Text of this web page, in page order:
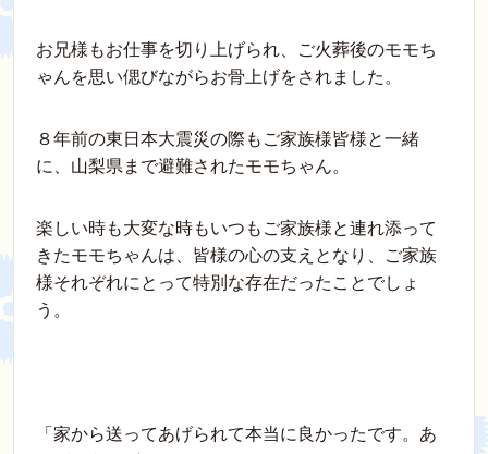
お兄様もお仕事を切り上げられ、ご火葬後のモモち
ゃんを思い偲びながらお骨上げをされました。
８年前の東日本大震災の際もご家族様皆様と一緒
に、山梨県まで避難されたモモちゃん。
楽しい時も大変な時もいつもご家族様と連れ添って
きたモモちゃんは、皆様の心の支えとなり、ご家族
様それぞれにとって特別な存在だったことでしょ
う。
「家から送ってあげられて本当に良かったです。あ